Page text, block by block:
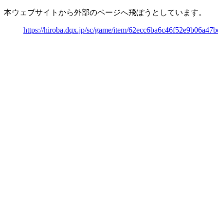
本ウェブサイトから外部のページへ飛ぼうとしています。
https://hiroba.dqx.jp/sc/game/item/